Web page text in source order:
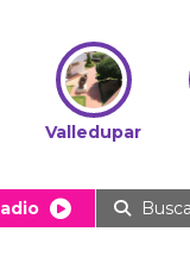
Valledupar